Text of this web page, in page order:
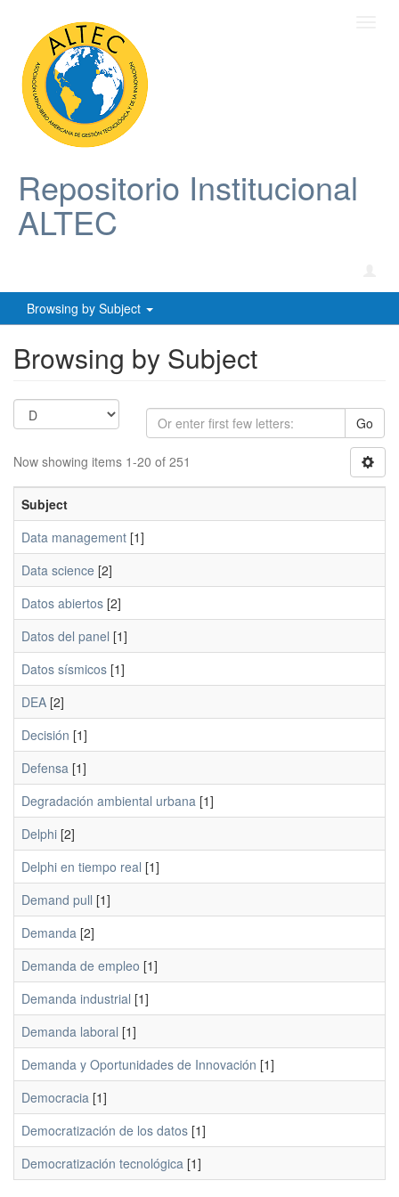
Repositorio Institucional
ALTEC
Browsing by Subject
Browsing by Subject
Go
Now showing items 1-20 of 251
Subject
Data management [1]
Data science [2]
Datos abiertos [2]
Datos del panel [1]
Datos sísmicos [1]
DEA [2]
Decisión [1]
Defensa [1]
Degradación ambiental urbana [1]
Delphi [2]
Delphi en tiempo real [1]
Demand pull [1]
Demanda [2]
Demanda de empleo [1]
Demanda industrial [1]
Demanda laboral [1]
Demanda y Oportunidades de Innovación [1]
Democracia [1]
Democratización de los datos [1]
Democratización tecnológica [1]